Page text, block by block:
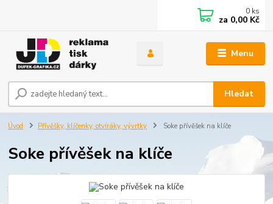
Menu
Hledat
0 ks
za 0,00 Kč
Úvod Přívěšky, klíčenky, otvíráky, vývrtky Soke přívěšek na klíče
Soke přívěšek na klíče